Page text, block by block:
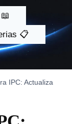
📋
IPC: Actualiza